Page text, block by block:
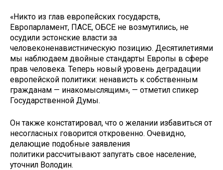
«Никто из глав европейских государств,
Европарламент, ПАСЕ, ОБСЕ не возмутились, не
осудили эстонские власти за
человеконенавистническую позицию. Десятилетиями
мы наблюдаем двойные стандарты Европы в сфере
прав человека. Теперь новый уровень деградации
европейской политики: ненависть к собственным
гражданам — инакомыслящим», — отметил спикер
Государственной Думы.
Он также констатировал, что о желании избавиться от
несогласных говорится откровенно. Очевидно,
делающие подобные заявления
политики рассчитывают запугать свое население,
уточнил Володин.